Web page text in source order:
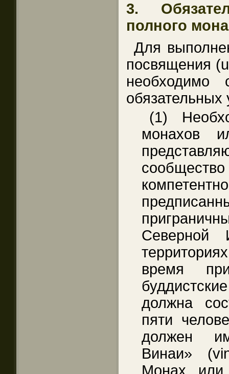
3.
полного
Для
посвящения
необходимо
обязательных
(1)
монахов
время
должна
пяти
должен
Винаи»
Монах